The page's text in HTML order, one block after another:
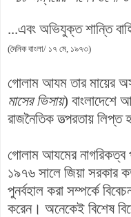
...এবং অভিযুক্ত শান্তি
(দৈনিক বাংলা/ ১৭ মে, ১৯৭৩)
গোলাম আযম তার মায়ের
মাসের ভিসায়) বাংলাদেশে
রাজনৈতিক তত্পরতায় লিপ্ত
গোলাম আযমের নাগরিকত্ব
১৯৭৬ সালে জিয়া সরকার
পুনর্বহাল করা সম্পর্কে
করেন। অনেকেই বিশেষ